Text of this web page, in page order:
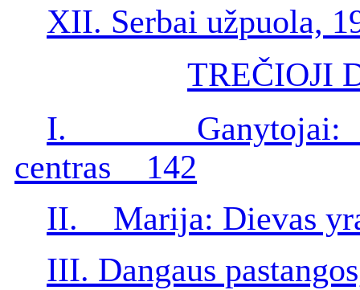
XII. Serbai užpuola,
TREČIOJI
I. Ganytojai:
centras 142
II. Marija: Dievas
III. Dangaus